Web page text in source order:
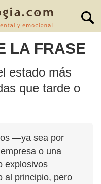
LA FRASE
estado más
que tarde o
—ya sea por
o una
explosivos
al principio, pero